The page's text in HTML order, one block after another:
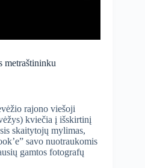
metraštininku
rajono viešoji
kviečia į išskirtinį
skaitytojų mylimas,
savo nuotraukomis
gamtos fotografų